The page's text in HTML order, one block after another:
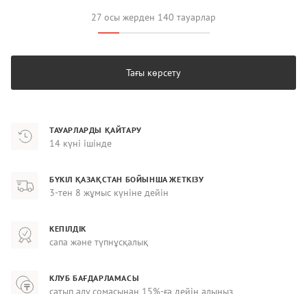
27 осы жерден 140 тауарлар
Тағы көрсету
ТАУАРЛАРДЫ ҚАЙТАРУ
14 күні ішінде
БҮКІЛ ҚАЗАҚСТАН БОЙЫНША ЖЕТКІЗУ
3-тен 8 жұмыс күніне дейін
КЕПІЛДІК
сапа және түпнұсқалық
КЛУБ БАҒДАРЛАМАСЫ
сатып алу сомасынан 15%-ға дейін алыңыз